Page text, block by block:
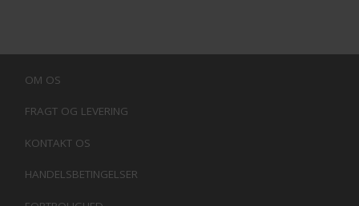
OM OS
FRAGT OG LEVERING
KONTAKT OS
HANDELSBETINGELSER